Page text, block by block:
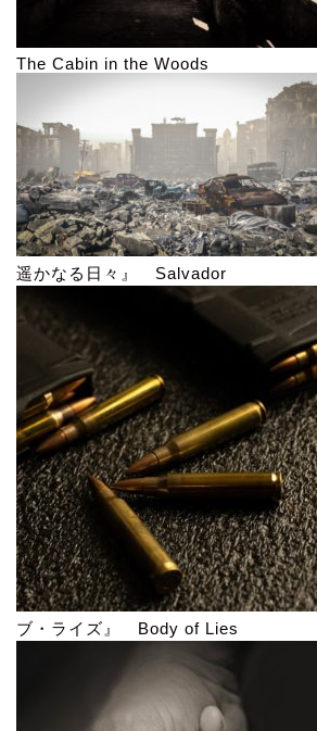
The Cabin in the Woods
遥かなる日々』 Salvador
ブ・ライズ』 Body of Lies